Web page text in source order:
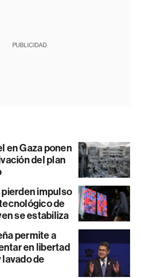
PUBLICIDAD
en Gaza ponen
del plan
pierden impulso
de
se estabiliza
permite a
en libertad
de